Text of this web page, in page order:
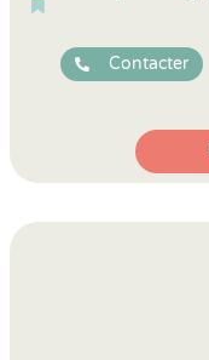
Contacter